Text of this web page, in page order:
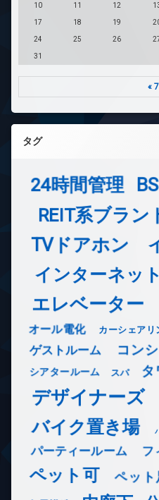
10 11 12
17 18 19
24 25 26
31
«
タグ
24時間管理 BS
REIT系ブラ
TVドアホン
インターネッ
エレベーター
オール電化 カーシェアリ
ゲストルーム コン
シアタールーム スパ タ
デザイナーズ
バイク置き場
パーティールーム フ
ペット可 ペット